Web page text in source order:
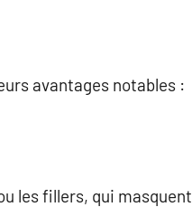
avantages notables :
les fillers, qui masquent